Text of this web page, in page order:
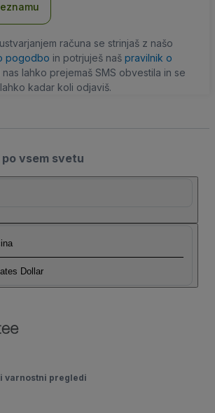
računa se strinjaš z našo
pogodbo in potrjuješ naš pravilnik o
nas lahko prejemaš SMS obvestila in se
lahko kadar koli odjaviš.
vsem svetu
Dollar
varnostni pregledi